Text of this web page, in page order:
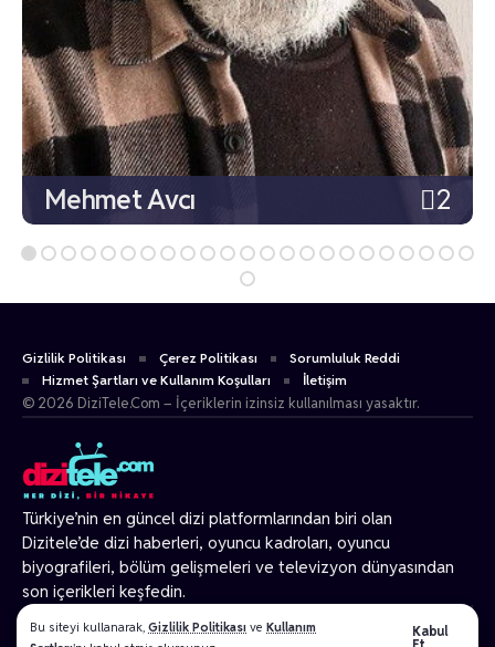
Bu siteyi kullanarak, Gizlilik Politikası ve Kullanım
Kabul
2
Mehmet Avcı
Türkiye’nin en güncel dizi platformlarından biri olan
Dizitele’de dizi haberleri, oyuncu kadroları, oyuncu
biyografileri, bölüm gelişmeleri ve televizyon dünyasından
son içerikleri keşfedin.
© 2026 Tüm Hakları Gizlidir.
Gizlilik Politikası Çerez Politikası
Sorumluluk Reddi
Hizmet Şartları ve Kullanım Koşulları
İletişim
© 2026 DiziTele.Com – İçeriklerin izinsiz kullanılması yasaktır.